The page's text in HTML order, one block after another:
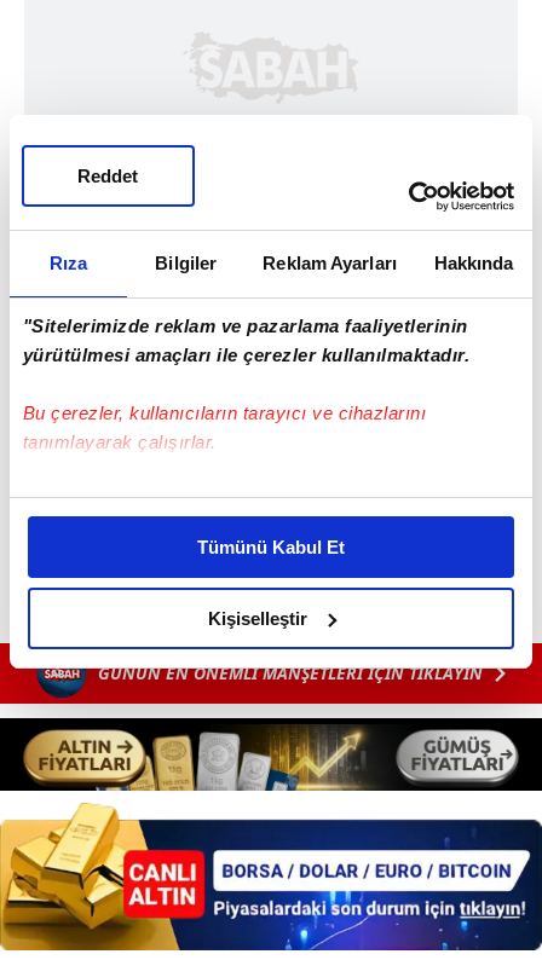
Rıza Bilgiler Reklam Ayarları Hakkında
"Sitelerimizde reklam ve pazarlama faaliyetlerinin
yürütülmesi amaçları ile çerezler kullanılmaktadır.
Bu çerezler, kullanıcıların tarayıcı ve cihazlarını
tanımlayarak çalışırlar.
Bu çerezlere izin vermeniz halinde sizlere özel
daha iyi reklam deneyimi yaşatabiliriz. Bunu yaparken
amacımızın size daha iyi bir reklam deneyimi sunmak
olduğunu ve sizlere en iyi içerikleri sunabilmek adına
elimizden gelen çabayı gösterdiğimizi ve bu noktada,
reklamların maliyetlerimizi karşılamak noktasında tek gelir
kalemimiz olduğunu sizlere hatırlatmak isteriz.
Her halükârda, kullanıcılar, bu çerezlere izin vermedikleri
takdirde, kullanıcılara hedefli reklamlar
gösterilmeyecektir."
Sizlere daha iyi bir hizmet sunabilmek için İnternet
Sitemizde kendimize ve üçüncü kişilere ait çerezler
kullanılmaktadır. Bu çerezler vasıtasıyla çeşitli kişisel
Tümünü Kabul Et
Kişiselleştir
Reddet
GÜNÜN EN ÖNEMLİ MANŞETLERİ İÇİN TIKLAYIN